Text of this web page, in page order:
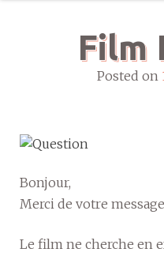
Film
Posted on
Bonjour,
Merci de votre
Le film ne cherche en